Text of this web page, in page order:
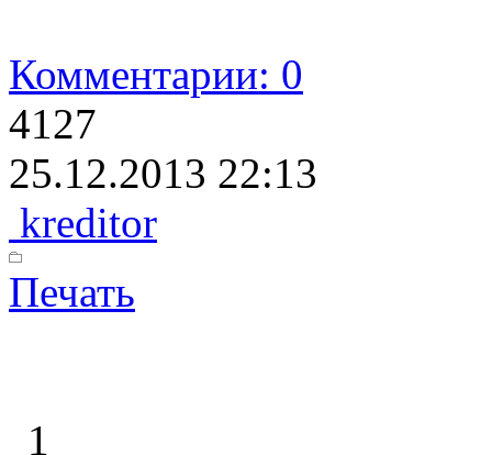
Комментарии: 0
4127
25.12.2013 22:13
kreditor
Печать
1